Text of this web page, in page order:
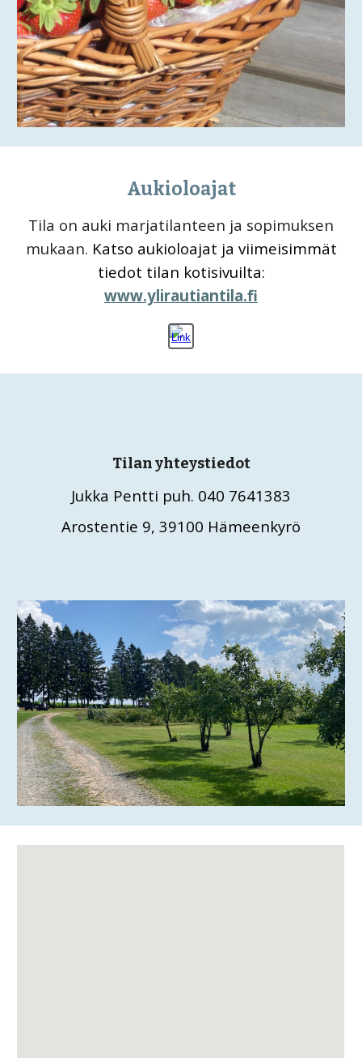
Aukioloajat
Tila on auki marjatilanteen ja sopimuksen
mukaan. Katso aukioloajat ja viimeisimmät
tiedot tilan kotisivuilta:
www.ylirautiantila.fi
Tilan yhteystiedot
Jukka Pentti puh. 040 7641383
Arostentie 9, 39100 Hämeenkyrö